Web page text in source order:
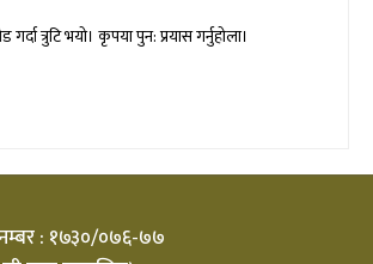
गर्दा त्रुटि भयो। कृपया पुन: प्रयास गर्नुहोला।
: १७३०/०७६-७७